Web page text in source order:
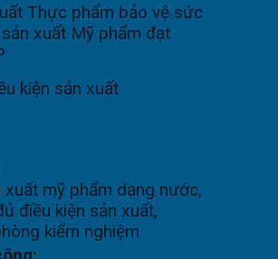
Thực phẩm bảo vệ sức
xuất Mỹ phẩm đạt
kiện sản xuất
xuất mỹ phẩm dạng nước,
điều kiện sản xuất,
kiểm nghiệm